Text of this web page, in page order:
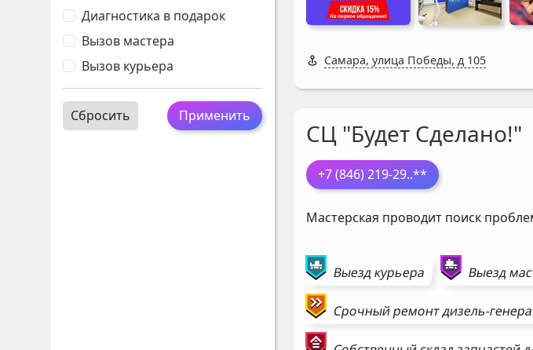
Диагностика в подарок
Вызов мастера
Вызов курьера
Применить
Сбросить
Самара, улица Победы, д 105
СЦ "Будет Сделано!"
+7 (846) 219-29..**
Мастерская проводит поиск
Выезд курьера Выезд
Срочный ремонтдизель-